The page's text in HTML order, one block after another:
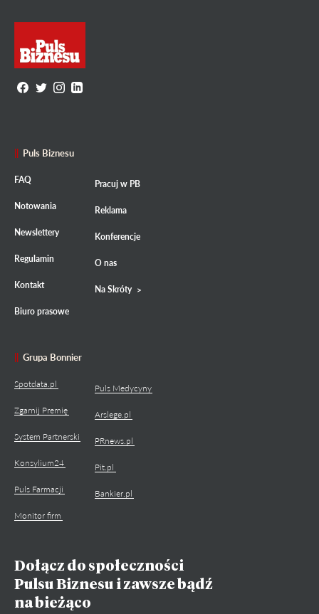
Puls Biznesu
FAQ
Notowania
Newslettery
Regulamin
Kontakt
Biuro prasowe
Pracuj w PB
Reklama
Konferencje
O nas
Na Skróty
Grupa Bonnier
Spotdata.pl
Zgarnij Premię
System Partnerski
Konsylium24
Puls Farmacji
Monitor firm
Puls Medycyny
Arslege.pl
PRnews.pl
Pit.pl
Bankier.pl
Dołącz do społeczności
Pulsu Biznesu i zawsze bądź
na bieżąco